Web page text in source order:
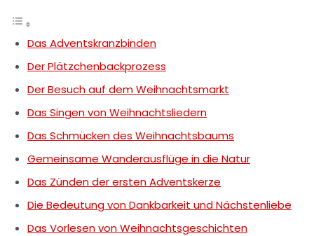
Das Adventskranzbinden
Der Plätzchenbackprozess
Der Besuch auf dem Weihnachtsmarkt
Das Singen von Weihnachtsliedern
Das Schmücken des Weihnachtsbaums
Gemeinsame Wanderausflüge in die Natur
Das Zünden der ersten Adventskerze
Die Bedeutung von Dankbarkeit und Nächstenliebe
Das Vorlesen von Weihnachtsgeschichten